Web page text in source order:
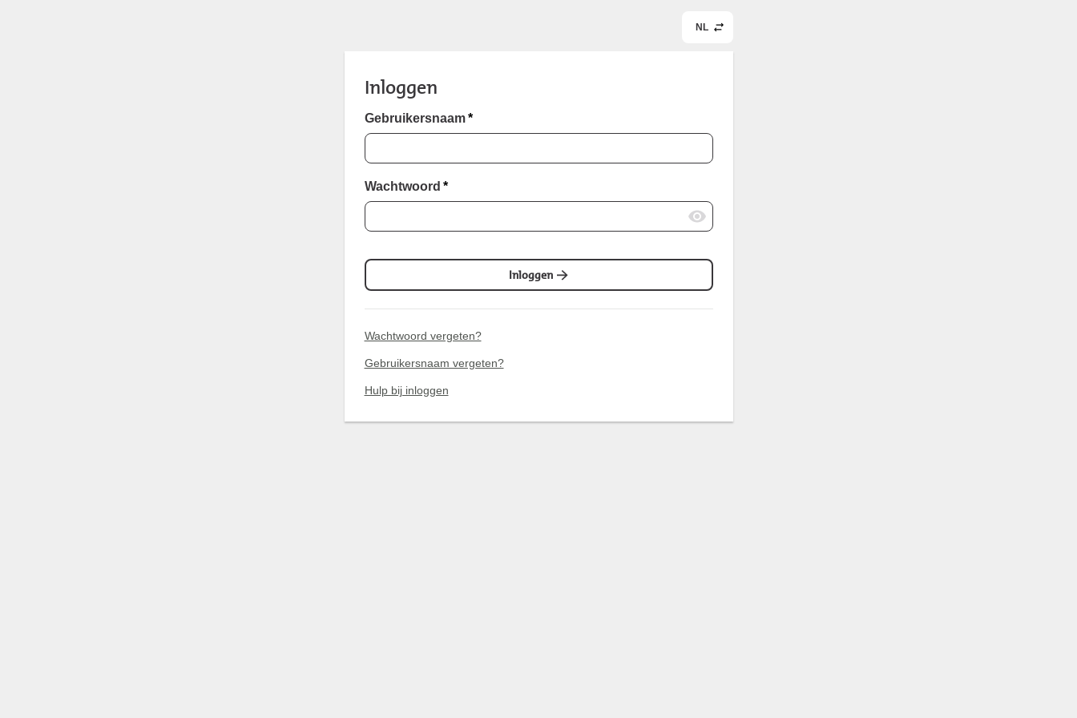
NL
Inloggen
Gebruikersnaam *
Wachtwoord *
Inloggen
Wachtwoord vergeten?
Gebruikersnaam vergeten?
Hulp bij inloggen